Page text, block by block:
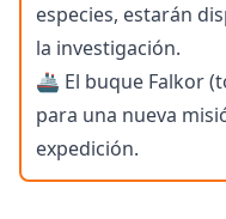
especies, estarán
la investigación.
🚢 El buque Falkor
para una nueva
expedición.